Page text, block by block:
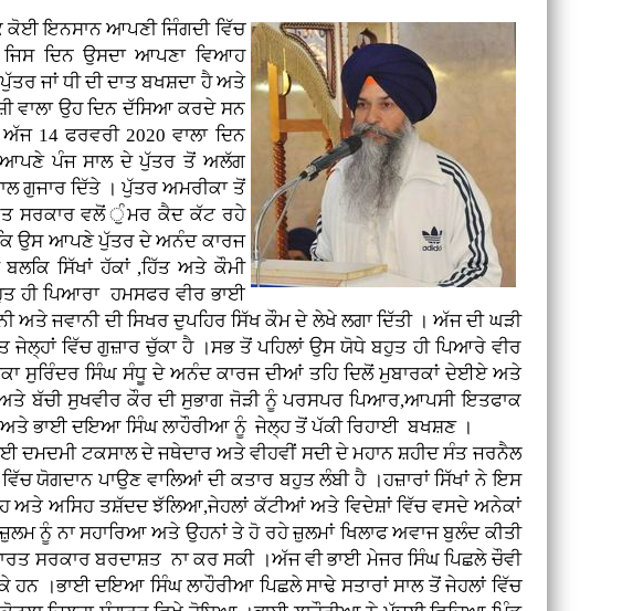
ਕੋਈ ਇਨਸਾਨ ਆਪਣੀ ਜਿੰਗਦੀ ਵਿੱਚ
ਜਿਸ ਦਿਨ ਉਸਦਾ ਆਪਣਾ ਵਿਆਹ
ਜਾਂ ਧੀ ਦੀ ਦਾਤ ਬਖਸ਼ਦਾ ਹੈ ਅਤੇ
ਵਾਲਾ ਉਹ ਦਿਨ ਦੱਸਿਆ ਕਰਦੇ ਸਨ
14 ਫਰਵਰੀ 2020 ਵਾਲਾ ਦਿਨ
ਆਪਣੇ ਪੰਜ ਸਾਲ ਦੇ ਪੁੱਤਰ ਤੋਂ ਅਲੱਗ
ਗੁਜਾਰ ਦਿੱਤੇ । ਪੁੱਤਰ ਅਮਰੀਕਾ ਤੋਂ
ਸਰਕਾਰ ਵਲੋਂ ੁੰਮਰ ਕੈਦ ਕੱਟ ਰਹੇ
ਕਿ ਉਸ ਆਪਣੇ ਪੁੱਤਰ ਦੇ ਅਨੰਦ ਕਾਰਜ
ਸਿੱਖਾਂ ਹੱਕਾਂ ,ਹਿੱਤ ਅਤੇ ਕੌਮੀ
ਹੀ ਪਿਆਰਾ ਹਮਸਫਰ ਵੀਰ ਭਾਈ
ਜਵਾਨੀ ਦੀ ਸਿਖਰ ਦੁਪਹਿਰ ਸਿੱਖ ਕੌਮ ਦੇ ਲੇਖੇ ਲਗਾ ਦਿੱਤੀ । ਅੱਜ ਦੀ ਘੜੀ
ਵਿੱਚ ਗੁਜ਼ਾਰ ਚੁੱਕਾ ਹੈ ।ਸਭ ਤੋਂ ਪਹਿਲਾਂ ਉਸ ਯੋਧੇ ਬਹੁਤ ਹੀ ਪਿਆਰੇ ਵੀਰ
ਸੁਰਿੰਦਰ ਸਿੰਘ ਸੰਧੂ ਦੇ ਅਨੰਦ ਕਾਰਜ ਦੀਆਂ ਤਹਿ ਦਿਲੋਂ ਮੁਬਾਰਕਾਂ ਦੇਈਏ ਅਤੇ
ਅਤੇ ਬੱਚੀ ਸੁਖਵੀਰ ਕੌਰ ਦੀ ਸੁਭਾਗ ਜੋੜੀ ਨੂੰ ਪਰਸਪਰ ਪਿਆਰ,ਆਪਸੀ ਇਤਫਾਕ
ਅਤੇ ਭਾਈ ਦਇਆ ਸਿੰਘ ਲਾਹੌਰੀਆ ਨੂੰ ਜੇਲ੍ਹ ਤੋਂ ਪੱਕੀ ਰਿਹਾਈ ਬਖਸ਼ਣ ।
ਦਮਦਮੀ ਟਕਸਾਲ ਦੇ ਜਥੇਦਾਰ ਅਤੇ ਵੀਹਵੀਂ ਸਦੀ ਦੇ ਮਹਾਨ ਸ਼ਹੀਦ ਸੰਤ ਜਰਨੈਲ
ਯੋਗਦਾਨ ਪਾਉਣ ਵਾਲਿਆਂ ਦੀ ਕਤਾਰ ਬਹੁਤ ਲੰਬੀ ਹੈ ।ਹਜ਼ਾਰਾਂ ਸਿੱਖਾਂ ਨੇ ਇਸ
ਅਸਿਹ ਤਸ਼ੱਦਦ ਝੱਲਿਆ,ਜੇਹਲਾਂ ਕੱਟੀਆਂ ਅਤੇ ਵਿਦੇਸ਼ਾਂ ਵਿੱਚ ਵਸਦੇ ਅਨੇਕਾਂ
ਨੂੰ ਨਾ ਸਹਾਰਿਆ ਅਤੇ ਉਹਨਾਂ ਤੇ ਹੋ ਰਹੇ ਜ਼ੁਲਮਾਂ ਖਿਲਾਫ ਅਵਾਜ ਬੁਲੰਦ ਕੀਤੀ
ਸਰਕਾਰ ਬਰਦਾਸ਼ਤ ਨਾ ਕਰ ਸਕੀ ।ਅੱਜ ਵੀ ਭਾਈ ਮੇਜਰ ਸਿੰਘ ਪਿਛਲੇ ਚੌਵੀ
।ਭਾਈ ਦਇਆ ਸਿੰਘ ਲਾਹੌਰੀਆ ਪਿਛਲੇ ਸਾਢੇ ਸਤਾਰਾਂ ਸਾਲ ਤੋਂ ਜੇਹਲਾਂ ਵਿੱਚ